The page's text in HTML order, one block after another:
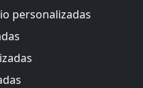
personalizadas